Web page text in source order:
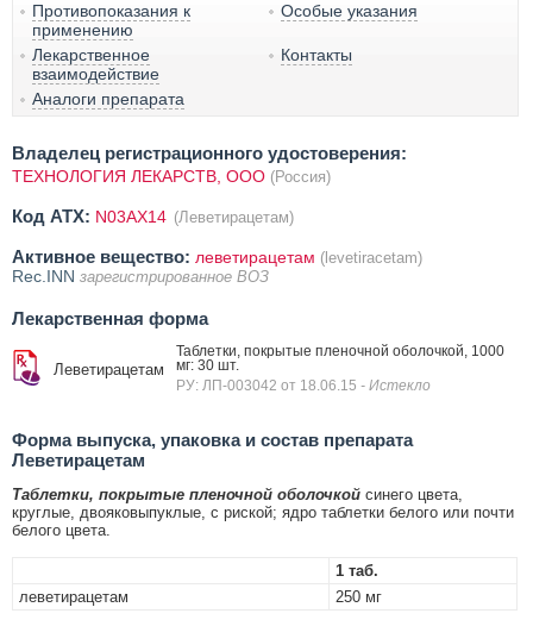
Противопоказания к
применению
Особые указания
Лекарственное
взаимодействие
Контакты
Аналоги препарата
Владелец регистрационного удостоверения:
ТЕХНОЛОГИЯ ЛЕКАРСТВ, ООО (Россия)
Код ATX: N03AX14 (Леветирацетам)
Активное вещество: леветирацетам (levetiracetam)
Rec.INN зарегистрированное ВОЗ
Лекарственная форма
Леветирацетам
Таблетки, покрытые пленочной оболочкой, 1000
мг: 30 шт.
РУ: ЛП-003042 от 18.06.15 - Истекло
Форма выпуска, упаковка и состав препарата
Леветирацетам
Таблетки, покрытые пленочной оболочкой синего цвета,
круглые, двояковыпуклые, с риской; ядро таблетки белого или почти
белого цвета.
1 таб.
леветирацетам
250 мг